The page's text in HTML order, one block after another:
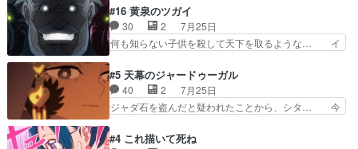
ッコロで始まってちょっ… バカおもろいやん
www実質まどマギやんけ… しかも実質的にエク
レールが倒したビルであ…
の花嫁は一見すると甘い夢、理想の天国… 玲夜さ
んのご両親の登場ですこの世に数多い… 玲夜のお
父さんが石田彰だったことに驚きを… 主人公自分
の立場わかって無さすぎやしまた… ヨミツガと
子にも優しいし可愛いしこの… ユキノさんから玲
夜の父親の話で、そのイメ… あやかしの頂点に立
つ鬼龍院家の現当主が息…
#16 黄泉のツガイ
30 2
7月25日
何も知らない子供を殺して天下を取るような… イ
いバトル回の最後に、予想外の引きシン… これっ
て作者が描きたいのは"ユルの物語"… デラさんの
秘密がちょっとわかった回、正直… 左さんと刀持
ちさんが対決♪あとどこぞのじ… 何処も彼処も言
く動いていてずっと胸が熱… 同時視聴｜
#5 天幕のジャードゥーガル
40 2
7月25日
ジャダ石を盗んだと疑われたことから、シタ… 今
ぶややこしいことになってたオープニン… テンポ
#4 これ描いて死ね